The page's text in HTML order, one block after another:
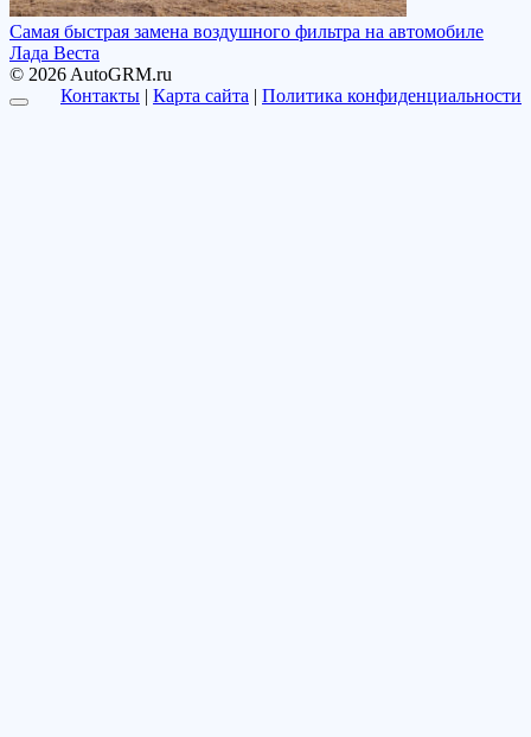
Самая быстрая замена воздушного фильтра на автомобиле
Лада Веста
© 2026 AutoGRM.ru
Контакты | Карта сайта | Политика конфиденциальности